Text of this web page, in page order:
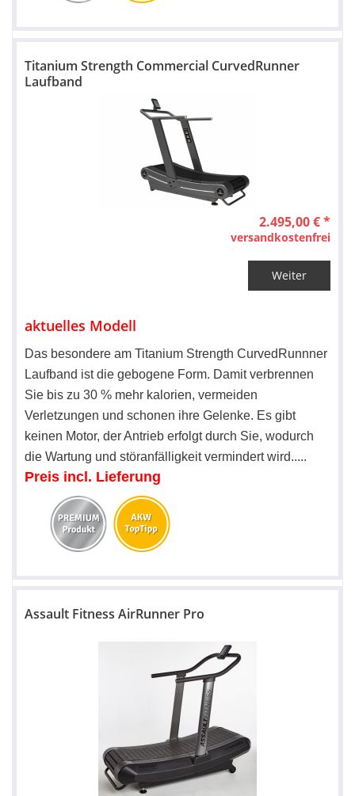
Titanium Strength Commercial CurvedRunner
Laufband
2.495,00 € *
versandkostenfrei
Weiter
aktuelles Modell
Das besondere am Titanium Strength CurvedRunnner
Laufband ist die gebogene Form. Damit verbrennen
Sie bis zu 30 % mehr kalorien, vermeiden
Verletzungen und schonen ihre Gelenke. Es gibt
keinen Motor, der Antrieb erfolgt durch Sie, wodurch
die Wartung und störanfälligkeit vermindert wird.....
Preis incl. Lieferung
Assault Fitness AirRunner Pro